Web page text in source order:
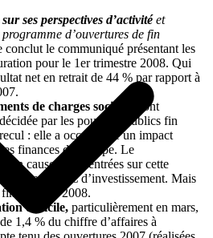
ses perspectives d’activitéet
d’ouvertures de fin
conclut le communiqué présentant les
pour le 1er trimestre 2008. Qui
net en retrait de 44 % par rapport à
de charges sociales
dont
par les pouvoirs publics fin
: elle a occasionné un impact
finances du groupe. Le
en cause : concentrées sur cette
1 M€ d’investissement. Mais
d’année 2008.
difficile, particulièrement en mars,
1,4 % du chiffre d’affaires à